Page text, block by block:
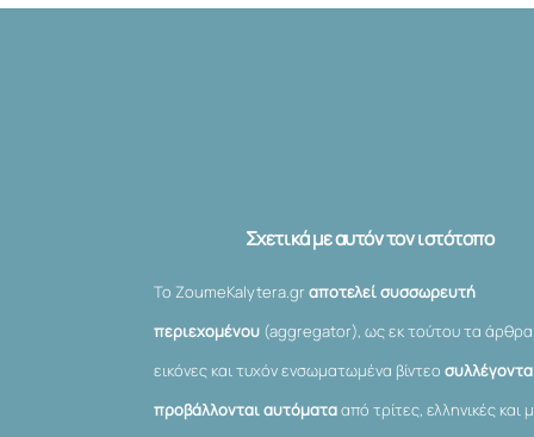
Σχετικά με αυτόν τον ιστότοπο
Το ZoumeKalytera.grαποτελεί συσσωρευτή
περιεχομένου (aggregator), ως εκ τούτου τα άρθρα,
εικόνες και τυχόν ενσωματωμένα βίντεο
προβάλλονται αυτόματααπό τρίτες, ελληνικές και